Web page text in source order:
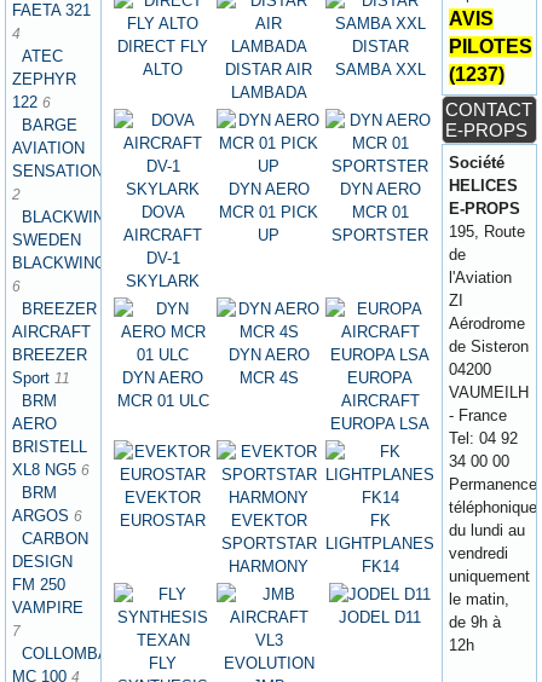
FAETA 321
4
ATEC
ZEPHYR
122 6
BARGE
AVIATION
SENSATION
2
BLACKWING
SWEDEN
BLACKWING
6
BREEZER
AIRCRAFT
BREEZER
Sport 11
BRM
AERO
BRISTELL
XL8 NG5 6
BRM
ARGOS 6
CARBON
DESIGN
FM 250
VAMPIRE
7
COLLOMBAN
MC 100 4
DIRECT FLY
ALTO
DISTAR AIR
LAMBADA
DISTAR
SAMBA XXL
DOVA
AIRCRAFT
DV-1
SKYLARK
DYN AERO
MCR 01 PICK
UP
DYN AERO
MCR 01
SPORTSTER
DYN AERO
MCR 01 ULC
DYN AERO
MCR 4S
EUROPA
AIRCRAFT
EUROPA LSA
EVEKTOR
EUROSTAR
EVEKTOR
SPORTSTAR
HARMONY
FK
LIGHTPLANES
FK14
FLY
JODEL D11
AVIS
PILOTES
(1237)
CONTACT
E-PROPS
Société
HELICES
E-PROPS
195, Route
de
l'Aviation
ZI
Aérodrome
de Sisteron
04200
VAUMEILH
- France
Tel: 04 92
34 00 00
Permanence
téléphonique
du lundi au
vendredi
uniquement
le matin,
de 9h à
12h